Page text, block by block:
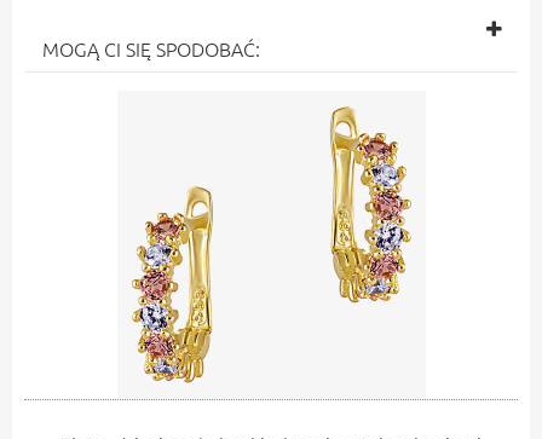
MOGĄ CI SIĘ SPODOBAĆ: